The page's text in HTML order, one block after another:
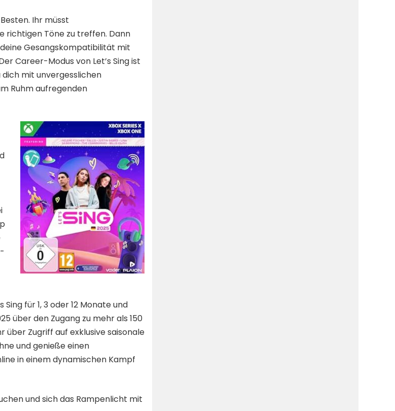
Ihr müsst
richtigen Töne zu treffen. Dann
Gesangskompatibilität mit
Career-Modus von Let’s Sing ist
mit unvergesslichen
Ruhm aufregenden
für 1, 3 oder 12 Monate und
über den Zugang zu mehr als 150
über Zugriff auf exklusive saisonale
und genieße einen
in einem dynamischen Kampf
und sich das Rampenlicht mit